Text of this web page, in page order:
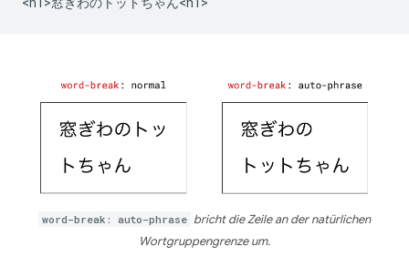
word-break: auto-phrase bricht die Zeile an der natürlichen
Wortgruppengrenze um.